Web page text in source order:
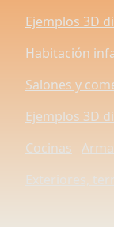
Ejemplos 3D
Habitación
Salones y
Ejemplos 3D
Cocinas
Exteriores,